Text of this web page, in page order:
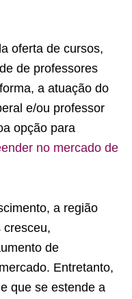
oferta de cursos,
de professores
a atuação do
e/ou professor
opção para
no mercado de
a região
cresceu,
de
Entretanto,
que se estende a